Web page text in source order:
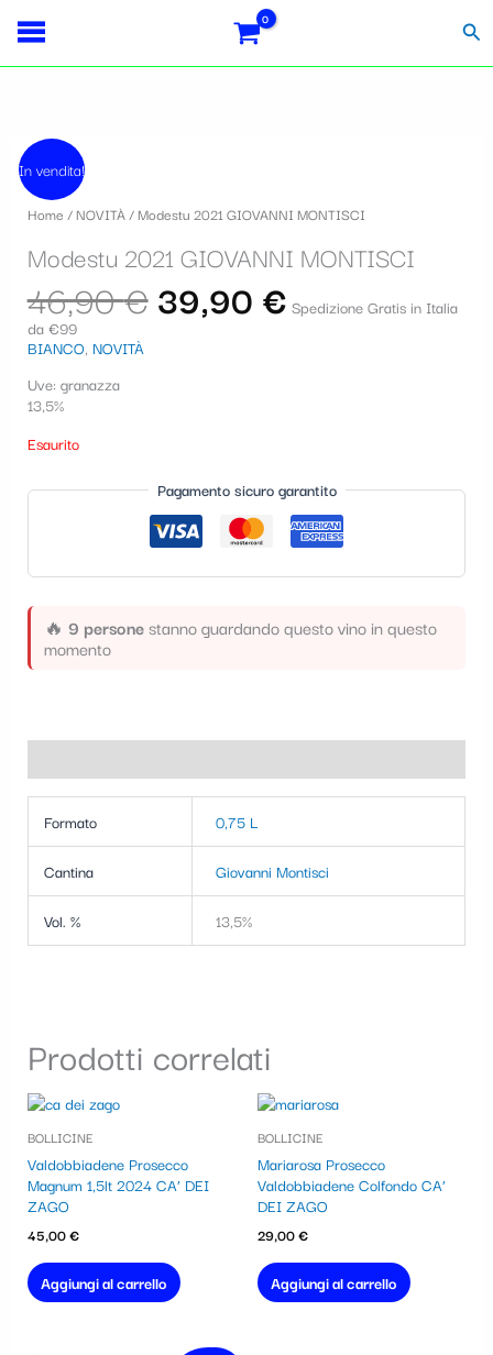
contenuto
In vendita!
Home /NOVITÀ/ Modestu 2021 GIOVANNI MONTISCI
Modestu 2021 GIOVANNI MONTISCI
46,90€
originale
era:
46,90 €.
39,90 €
attuale
è:
39,90 €.
Spedizione Gratis in Italia
da €99
BIANCO, NOVITÀ
Uve: granazza
13,5%
Esaurito
Pagamento sicuro garantito
🔥 9 personestanno guardando questo vino in questo
momento
Formato 0,75 L
Cantina Giovanni Montisci
Vol. % 13,5%
Prodotti correlati
BOLLICINE
Valdobbiadene Prosecco
Magnum 1,5lt 2024 CA’ DEI
ZAGO
45,00€
Aggiungi al carrello
BOLLICINE
Mariarosa Prosecco
Valdobbiadene Colfondo CA’
DEI ZAGO
29,00€
Aggiungi al carrello
S
z
i
o
n
a
u
a
c
g
o
fiscale:
Carrello: